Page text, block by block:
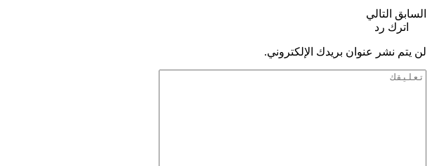
السابق التالي
اترك رد
لن يتم نشر عنوان بريدك الإلكتروني.